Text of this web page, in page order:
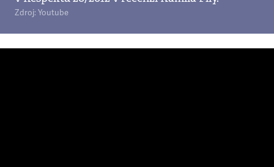
Zdroj: Youtube